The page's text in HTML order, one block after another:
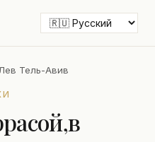
Лев Тель-Авив